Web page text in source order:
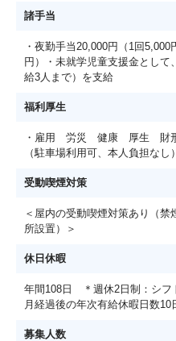
諸手当
・夜勤手当20,000円（1回
円）・未就学児童支援金として
給3人まで）を支給
福利厚生
・雇用 労災 健康 厚生 財形
（駐車場利用可、本人負担な
受動喫煙対策
＜屋内の受動喫煙対策あり（
所設置）＞
休日休暇
年間108日 ＊週休2日制：シフ
月経過後の年次有給休暇日数
募集人数